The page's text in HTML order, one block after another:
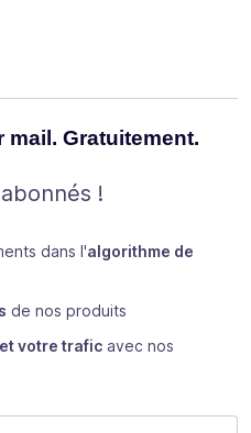
mail. Gratuitement.
!
dans l'algorithme de
de nos produits
votre trafic avec nos